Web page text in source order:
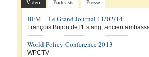
Video Podcasts Presse
BFM – Le Grand Journal 11/02/14
François Bujon de l'Estang, ancien
World Policy Conference 2013
WPCTV